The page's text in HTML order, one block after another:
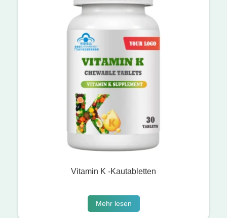
Vitamin K -Kautabletten
Mehr lesen